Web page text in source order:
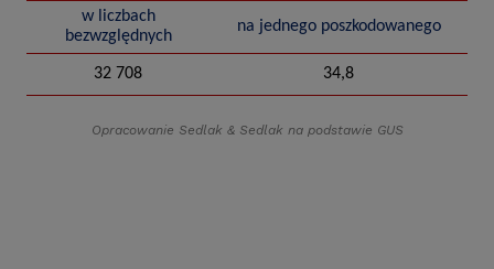
w liczbach
bezwzględnych
na jednego poszkodowanego
32 708 34,8
Opracowanie Sedlak &Sedlak na podstawie GUS